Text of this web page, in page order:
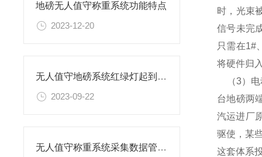
地磅无人值守称重系统功能特点
2023-12-20
无人值守地磅系统红绿灯起到什么作用
2023-09-22
无人值守称重系统采集数据管理防控作假提高过磅效率
时，光束
信号未完
只需在1#
将硬件归
（3）电
台地磅两
汽运进厂
驱使，某
这套体系